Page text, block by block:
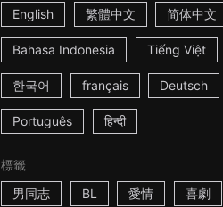
English 繁體中文 简体中文
Bahasa Indonesia Tiếng Việt
한국어 français Deutsch
Português हिन्दी
標籤
男同志
BL 愛情 喜劇